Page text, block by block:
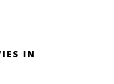
IN